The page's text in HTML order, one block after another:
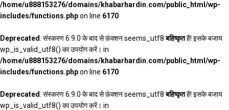
/home/u888153276/domains/khabarhardin.com/public_html/wp-
includes/functions.phpon line 6170
Deprecated: संस्करण 6.9.0 के बाद से फ़ंक्शन seems_utf8बहिष्कृतहै! इसके बजाय
wp_is_valid_utf8() का उपयोग करें। in
/home/u888153276/domains/khabarhardin.com/public_html/wp-
includes/functions.phpon line 6170
Deprecated: संस्करण 6.9.0 के बाद से फ़ंक्शन seems_utf8बहिष्कृतहै! इसके बजाय
wp_is_valid_utf8() का उपयोग करें। in